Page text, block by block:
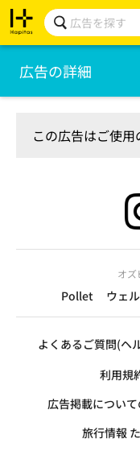
広告の詳細
この広告はご使用
オズ
Pollet ウェ
よくあるご質問(ヘ
利用規
広告掲載につい
旅行情報